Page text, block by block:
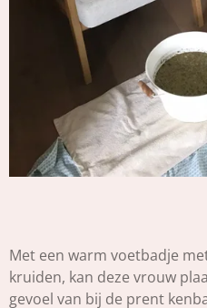
Met een warm voetbadje
kruiden, kan deze vrouw
gevoel van bij de prent